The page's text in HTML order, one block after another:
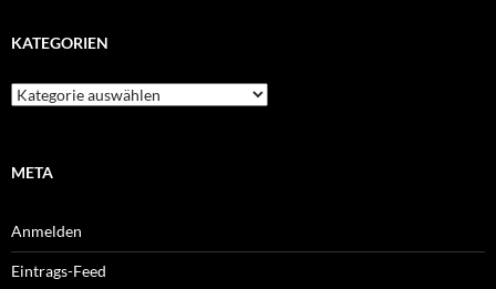
KATEGORIEN
Kategorien
META
Anmelden
Eintrags-Feed